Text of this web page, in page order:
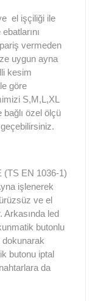
el işçiliği ile
vermeden
uygun ayna
kesim
göre
S,M,L,XL
özel ölçü
(TS EN 1036-1)
işlenerek
ve el
Arkasında led
butonlu
butonu iptal
da